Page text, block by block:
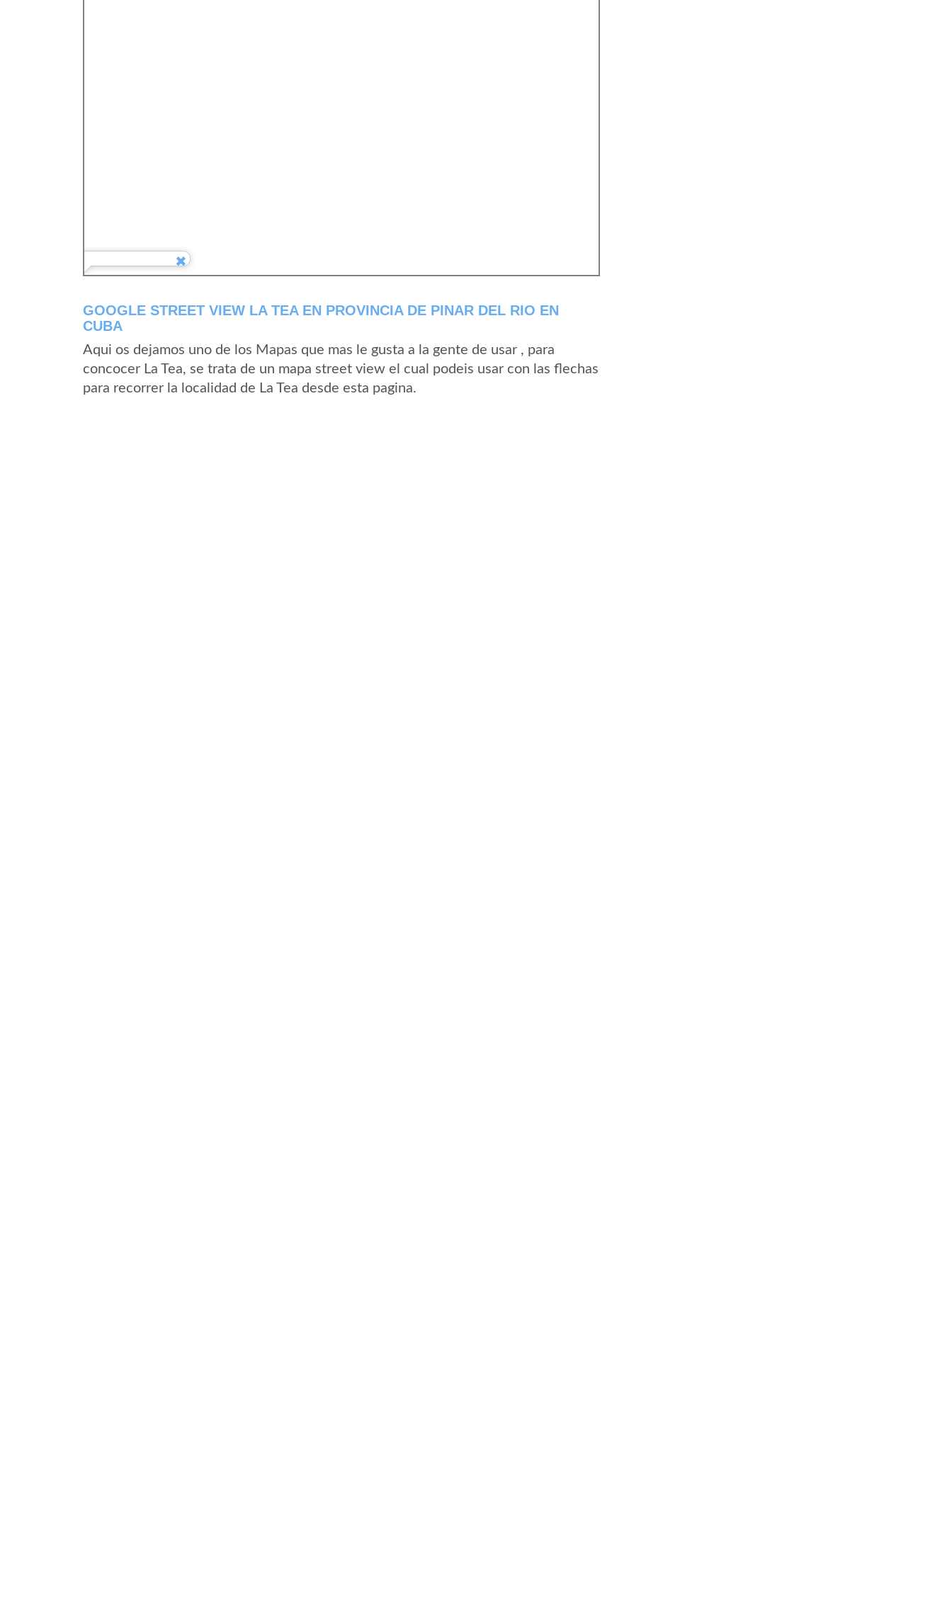
GOOGLE STREET VIEW LA TEA EN PROVINCIA DE PINAR DEL RIO EN
CUBA
Aqui os dejamos uno de los Mapas que mas le gusta a la gente de usar , para
concocer La Tea, se trata de un mapa street view el cual podeis usar con las flechas
para recorrer la localidad de La Tea desde esta pagina.